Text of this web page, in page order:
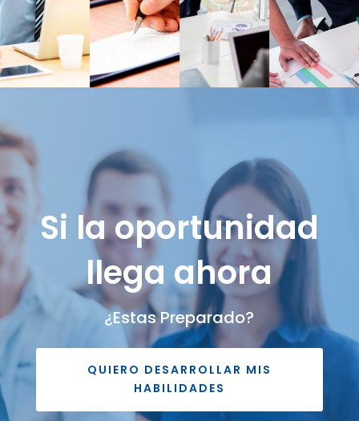
Si la oportunidad
llega ahora
¿Estas Preparado?
QUIERO DESARROLLAR MIS
HABILIDADES